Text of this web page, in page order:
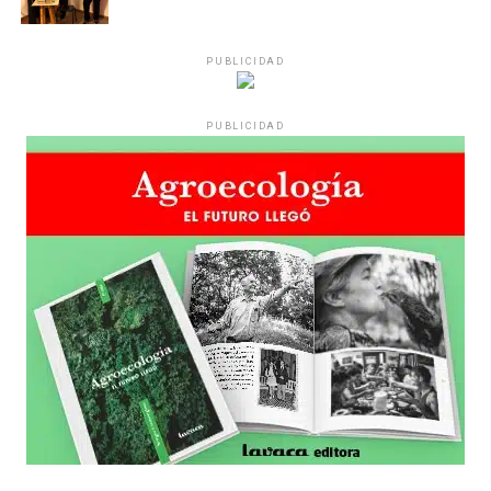
reparten lienzos con los ojos serigrafiados de Agostina.
Hay varios hombres presentes: padres con sus hijas,
grupos de amigos, novios. «Con los pares que no tienen
sensibilidad al tema, la conversación se vuelve muy
estratégica, hay que evitar el choque frontal. Mi método
es a través del interrogante, que puedan encarnar la
pregunta», comparte Gonzalo, de 41 años.
PUBLICIDAD
PUBLICIDAD